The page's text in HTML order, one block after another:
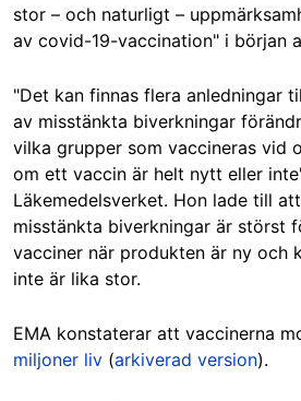
stor – och naturligt –
av covid-19-vaccination" i början
"Det kan finnas flera anledningar
av misstänkta biverkningar
vilka grupper som vaccineras vid
om ett vaccin är helt nytt eller
Läkemedelsverket. Hon lade till
misstänkta biverkningar är störst
vacciner när produkten är ny och
inte är lika stor.
EMA konstaterar att vaccinerna
miljoner liv (arkiverad version).